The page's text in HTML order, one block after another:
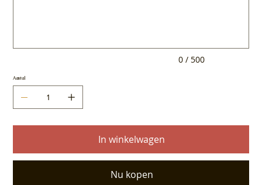
0 / 500
Aantal
In winkelwagen
Nu kopen